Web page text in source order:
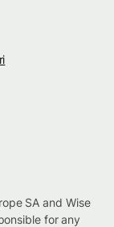
SA and Wise
for any